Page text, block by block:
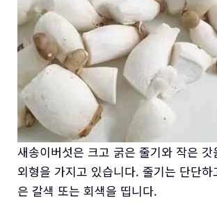
새송이버섯은 크고 굵은 줄기와 작은
외형을 가지고 있습니다. 줄기는 단단
은 갈색 또는 회색을 띱니다.